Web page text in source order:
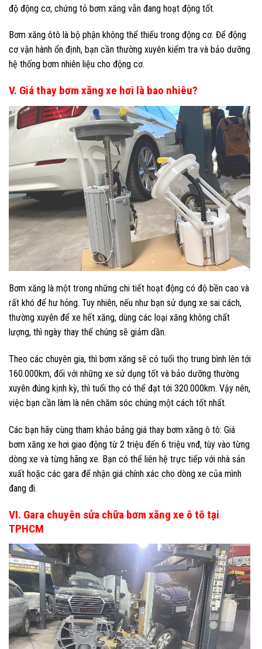
độ động cơ, chứng tỏ bơm xăng vẫn đang hoạt động tốt.
Bơm xăng ôtô là bộ phận không thể thiếu trong động cơ. Để động
cơ vận hành ổn định, bạn cần thường xuyên kiểm tra và bảo dưỡng
hệ thống bơm nhiên liệu cho động cơ.
V. Giá thay bơm xăng xe hơi là bao nhiêu?
Bơm xăng là một trong những chi tiết hoạt động có độ bền cao và
rất khó để hư hỏng. Tuy nhiên, nếu như bạn sử dụng xe sai cách,
thường xuyên để xe hết xăng, dùng các loại xăng không chất
lượng, thì ngày thay thế chúng sẽ giảm dần.
Theo các chuyên gia, thì bơm xăng sẽ có tuổi thọ trung bình lên tới
160.000km, đối với những xe sử dụng tốt và bảo dưỡng thường
xuyên đúng kịnh kỳ, thì tuổi thọ có thể đạt tới 320.000km. Vậy nên,
việc bạn cần làm là nên chăm sóc chúng một cách tốt nhất.
Các bạn hãy cùng tham khảo bảng giá thay bơm xăng ô tô: Giá
bơm xăng xe hơi giao động từ 2 triệu đến 6 triệu vnđ, tùy vào từng
dòng xe và từng hãng xe. Bạn có thể liên hệ trực tiếp với nhà sản
xuất hoặc các gara để nhận giá chính xác cho dòng xe của mình
đang đi.
VI. Gara chuyên sửa chữa bơm xăng xe ô tô tại
TPHCM